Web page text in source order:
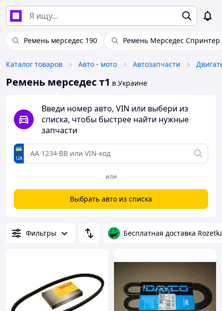
Ремень мерседес 190 Ремень Мерседес Спринтер
Каталог товаров Авто - мото Автозапчасти
Ремень мерседес т1 в Украине
Введи номер авто, VIN или выбери из
списка, чтобы быстрее найти нужные
запчасти
UA
или
Выбрать авто из списка
Фильтры Бесплатная доставка